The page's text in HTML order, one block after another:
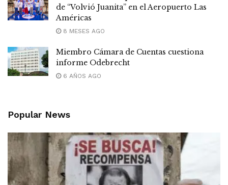
de “Volvió Juanita” en el Aeropuerto Las
Américas
8 MESES AGO
Miembro Cámara de Cuentas cuestiona
informe Odebrecht
6 AÑOS AGO
Popular News